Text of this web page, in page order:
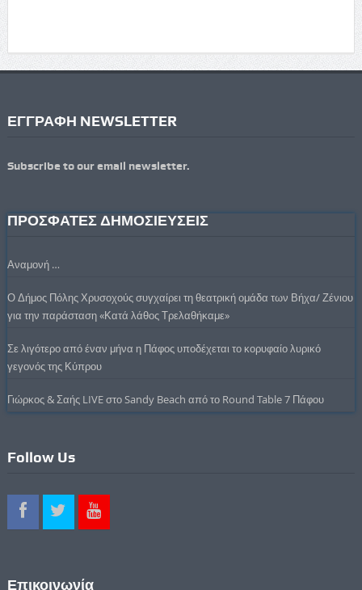
ΕΓΓΡΑΦΗ NEWSLETTER
Subscribe to our email newsletter.
ΠΡΟΣΦΑΤΕΣ ΔΗΜΟΣΙΕΥΣΕΙΣ
Αναμονή …
Ο Δήμος Πόλης Χρυσοχούς συγχαίρει τη θεατρική ομάδα των Βήχα/ Ζένιου
για την παράσταση «Κατά λάθος Τρελαθήκαμε»
Σε λιγότερο από έναν μήνα η Πάφος υποδέχεται το κορυφαίο λυρικό
γεγονός της Κύπρου
Γιώρκος & Σαής LIVE στο Sandy Beach από το Round Table 7 Πάφου
Follow Us
Επικοινωνία